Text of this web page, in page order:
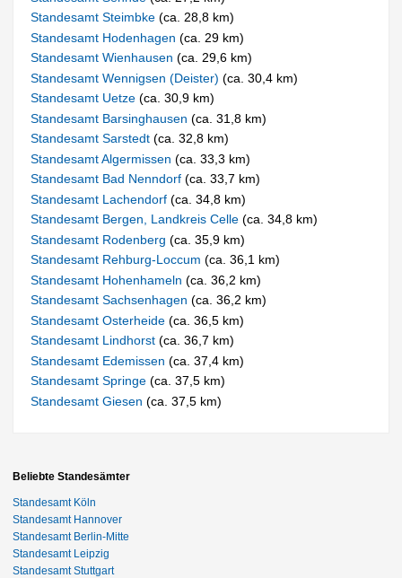
Standesamt Steimbke(ca. 28,8 km)
Standesamt Hodenhagen(ca. 29 km)
Standesamt Wienhausen(ca. 29,6 km)
Standesamt Wennigsen (Deister)(ca. 30,4 km)
Standesamt Uetze(ca. 30,9 km)
Standesamt Barsinghausen(ca. 31,8 km)
Standesamt Sarstedt(ca. 32,8 km)
Standesamt Algermissen(ca. 33,3 km)
Standesamt Bad Nenndorf(ca. 33,7 km)
Standesamt Lachendorf(ca. 34,8 km)
Standesamt Bergen, Landkreis Celle(ca. 34,8 km)
Standesamt Rodenberg(ca. 35,9 km)
Standesamt Rehburg-Loccum(ca. 36,1 km)
Standesamt Hohenhameln(ca. 36,2 km)
Standesamt Sachsenhagen(ca. 36,2 km)
Standesamt Osterheide(ca. 36,5 km)
Standesamt Lindhorst(ca. 36,7 km)
Standesamt Edemissen(ca. 37,4 km)
Standesamt Springe(ca. 37,5 km)
Standesamt Giesen(ca. 37,5 km)
Beliebte Standesämter
Standesamt Köln
Standesamt Hannover
Standesamt Berlin-Mitte
Standesamt Leipzig
Standesamt Stuttgart